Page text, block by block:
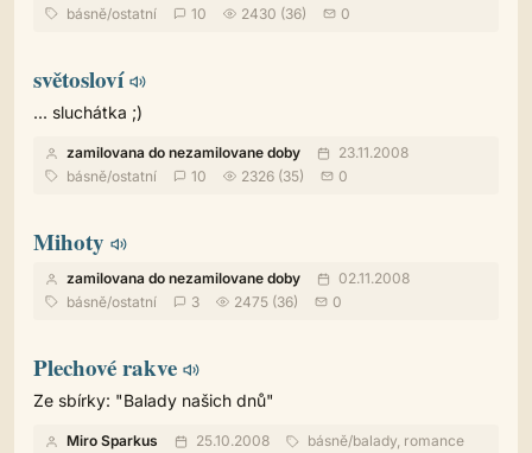
básně/ostatní 10 2430 (36) 0
světosloví
... sluchátka ;)
zamilovana do nezamilovane doby
23.11.2008
básně/ostatní 10 2326 (35) 0
Mihoty
zamilovana do nezamilovane doby
02.11.2008
básně/ostatní 3 2475 (36) 0
Plechové rakve
Ze sbírky: "Balady našich dnů"
Miro Sparkus 25.10.2008 básně/balady, romance